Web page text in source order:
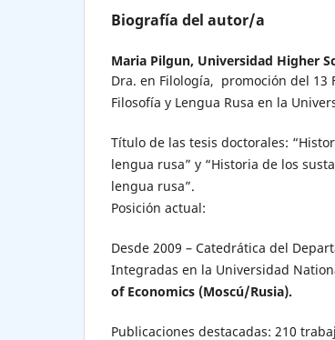
Biografía del autor/a
Maria Pilgun, Universidad Higher
Dra. en Filología, promoción del 13
Filosofía y Lengua Rusa en la
Título de las tesis doctorales:
lengua rusa” y “Historia de los
lengua rusa”.
Posición actual:
Desde 2009 – Catedrática del
Integradas en la Universidad
of Economics (Moscú/Rusia).
Publicaciones destacadas: 210